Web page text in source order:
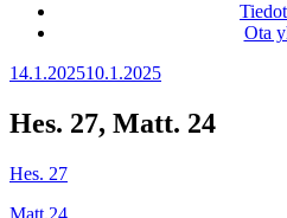
Ota
Julkaistu
14.1.202510.1.2025
Hes. 27, Matt. 24
Hes. 27
Matt.24